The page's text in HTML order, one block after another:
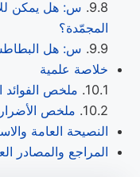
س: هل يمكن
المجمّدة؟
س: هل
خلاصة علمية
ملخص الفوائد
ملخص الأضرار
النصيحة العامة
المراجع والمصادر